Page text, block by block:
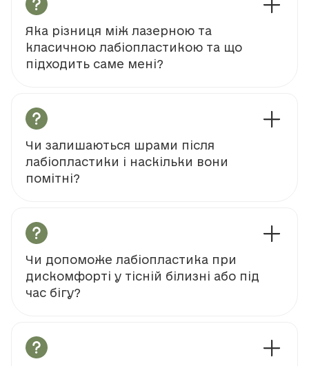
Яка різниця між лазерною та
класичною лабіопластикою та що
підходить саме мені?
Чи залишаються шрами після
лабіопластики і наскільки вони
помітні?
Чи допоможе лабіопластика при
дискомфорті у тісній білизні або під
час бігу?